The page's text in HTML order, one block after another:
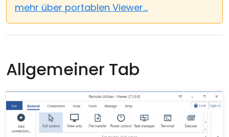
mehr über portablen Viewer...
Allgemeiner Tab